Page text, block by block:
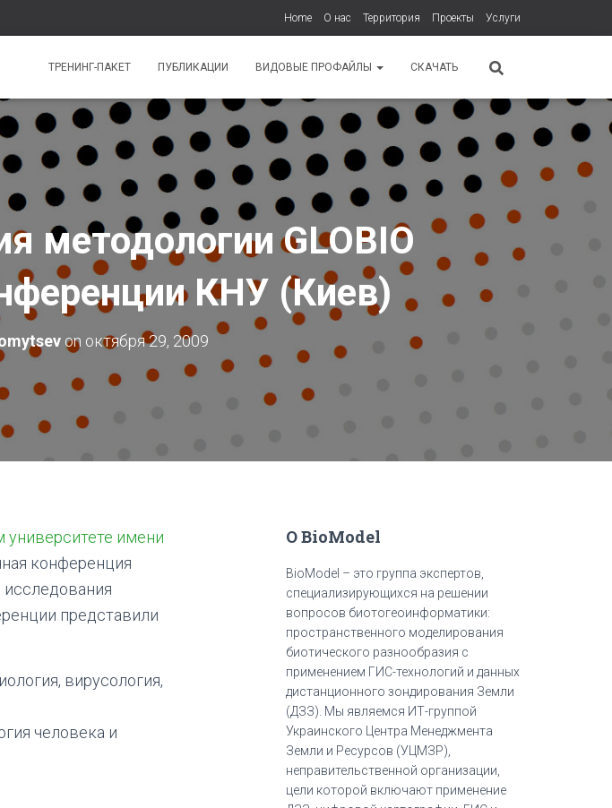
Home О нас Территория Проекты Услуги
ТРЕНИНГ-ПАКЕТ ПУБЛИКАЦИИ ВИДОВЫЕ ПРОФАЙЛЫ СКАЧАТЬ
методологии GLOBIO
КНУ (Киев)
on октября 29, 2009
имени
конференция
представили
вирусология,
человека и
О BioModel
BioModel – это группа экспертов,
специализирующихся на решении
вопросов биотогеоинформатики:
пространственного моделирования
биотического разнообразия с
применением ГИС-технологий и данных
дистанционного зондирования Земли
(ДЗЗ). Мы являемся ИТ-группой
Украинского Центра Менеджмента
Земли и Ресурсов (УЦМЗР),
неправительственной организации,
цели которой включают применение